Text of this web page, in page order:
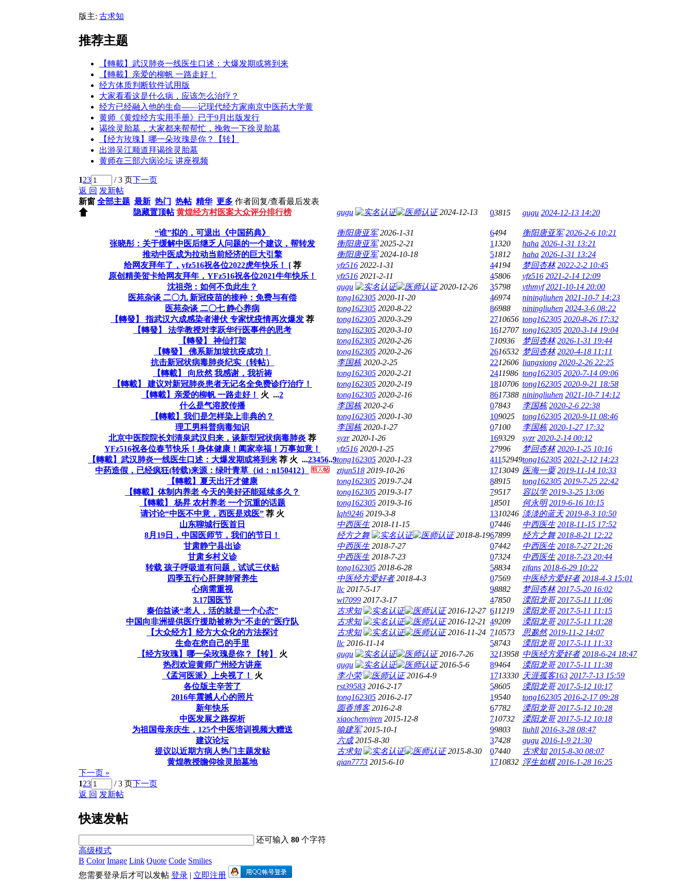
版主: 古求知
推荐主题
【轉載】武汉肺炎一线医生口述：大爆发期或将到来
【轉載】亲爱的柳帆 一路走好！
经方体质判断软件试用版
大家看看这是什么病，应该怎么治疗？
经方已经融入他的生命——记现代经方家南京中医药大学黄
黄师《黄煌经方实用手册》已于9月出版发行
谒徐灵胎墓，大家都来帮帮忙，挽救一下徐灵胎墓
【经方玫瑰】哪一朵玫瑰是你？【转】
出游吴江顺道拜谒徐灵胎墓
黄师在三部六病论坛 讲座视频
123 / 3 页下一页
返 回 发新帖
新窗 全部主题 最新 热门 热帖 精华 更多 作者回复/查看最后发表
隐藏置顶帖 黄煌经方村医案大众评分排行榜 gugu 2024-12-13 03815 gugu 2024-12-13 14:20
“谁”拟的，可退出《中国药典》 衡阳唐亚军 2026-1-31 6494 衡阳唐亚军 2026-2-6 10:21
张晓彤：关于缓解中医后继乏人问题的一个建议，帮转发
衡阳唐亚军 2025-2-21 11320 haha 2026-1-31 13:21
推动中医成为拉动当前经济的巨大引擎
衡阳唐亚军 2024-10-18 51812 haha 2026-1-31 13:24
给网友拜年了，yfz516祝各位2022虎年快乐！ [ 荐 yfz516 2022-1-31 44194 梦回杏林 2022-2-2 10:45
原创精美贺卡给网友拜年，YFz516祝各位2021牛年快乐！
yfz516 2021-2-11 45806 yfz516 2021-2-14 12:09
沈祖尧：如何不负此生？
gugu 2020-12-26 35798 ythmyf 2021-10-14 20:00
医苑杂谈 二〇九 新冠疫苗的接种：免费与有偿
tong162305 2020-11-20 46974 niningliuhen 2021-10-7 14:23
医苑杂谈 二〇七 静心养病
tong162305 2020-8-22 86988 niningliuhen 2024-3-6 08:22
【轉發】 指武汉六成感染者潜伏 专家忧疫情再次爆发 荐 tong162305 2020-3-29 2710656 tong162305 2020-8-26 17:32
【轉發】 法学教授对李跃华行医事件的思考
tong162305 2020-3-10 1612707 tong162305 2020-3-14 19:04
【轉發】 神仙打架
tong162305 2020-2-26 710936 梦回杏林 2026-1-31 19:44
【轉發】 佛系新加坡抗疫成功！
tong162305 2020-2-26 2616532 梦回杏林 2020-4-18 11:11
抗击新冠状病毒肺炎纪实（转帖）
李国栋 2020-2-25 2212606 liangxiong 2020-2-26 22:25
【轉載】 向欣然 我感谢，我祈祷
tong162305 2020-2-21 2411986 tong162305 2020-7-14 09:06
【轉載】 建议对新冠肺炎患者无记名全免费诊疗治疗！
tong162305 2020-2-19 1810706 tong162305 2020-9-21 18:58
【轉載】亲爱的柳帆 一路走好！
火 ...2 tong162305 2020-2-16 8617388 niningliuhen 2021-10-7 14:12
什么是气溶胶传播
李国栋 2020-2-6 07843 李国栋 2020-2-6 22:38
【轉載】我们是怎样染上非典的？
tong162305 2020-1-30 109025 tong162305 2020-9-11 08:46
理工男科普病毒知识
李国栋 2020-1-27 07100 李国栋 2020-1-27 17:32
北京中医院院长刘清泉武汉归来，谈新型冠状病毒肺炎 荐 syzr 2020-1-26 169329 syzr 2020-2-14 00:12
YFz516祝各位春节快乐！身体健康！阖家幸福！万事如意！
yfz516 2020-1-25 27996 梦回杏林 2020-1-25 10:16
【轉載】武汉肺炎一线医生口述：大爆发期或将到来 荐 火 ...23456..9tong162305 2020-1-23 41152949tong162305 2021-2-12 14:23
中药造假，已经疯狂(转载)来源：绿叶青草（id：n150412）
ztjun518 2019-10-26 1713049 医海一粟 2019-11-14 10:33
【轉載】夏天出汗才健康
tong162305 2019-7-24 88915 tong162305 2019-7-25 22:42
【轉載】体制内养老 今天的美好还能延续多久？
tong162305 2019-3-17 79517 容以学 2019-3-25 13:06
【轉載】 杨昇 农村养老 一个沉重的话题
tong162305 2019-3-16 18501 何永明 2019-6-16 10:15
请讨论“中医不中意，西医是戏医” 荐 火 lqh9246 2019-3-8 1310246 淡淡的蓝天 2019-8-3 10:50
山东聊城行医首日
中西医生 2018-11-15 07446 中西医生 2018-11-15 17:52
8月19日，中国医师节，我们的节日！
经方之舞 2018-8-1967899 经方之舞 2018-8-21 12:22
甘肃静宁县出诊
中西医生 2018-7-27 07442 中西医生 2018-7-27 21:26
甘肃乡村义诊
中西医生 2018-7-23 07324 中西医生 2018-7-23 20:44
转载 孩子呼吸道有问题，试试三伏贴
tong162305 2018-6-28 58834 zjfans 2018-6-29 10:22
四季五行心肝脾肺肾养生
中医经方爱好者 2018-4-3 07569 中医经方爱好者 2018-4-3 15:01
心病需重视
llc 2017-5-17 98882 梦回杏林 2017-5-20 16:02
3.17国医节
wl7099 2017-3-17 47850 溧阳龙哥 2017-5-11 11:06
秦伯益谈“老人，活的就是一个心态”
古求知 2016-12-27 611219 溧阳龙哥 2017-5-11 11:15
中国向非洲提供医疗援助被称为“不走的”医疗队
古求知 2016-12-21 49209 溧阳龙哥 2017-5-11 11:28
【大众经方】经方大众化的方法探讨
古求知 2016-11-24 710573 思邈然 2019-11-2 14:07
生命在您自己的手里
llc 2016-11-14 58743 溧阳龙哥 2017-5-11 11:33
【经方玫瑰】哪一朵玫瑰是你？【转】
火 gugu 2016-7-26 3213958 中医经方爱好者 2018-6-24 18:47
热烈欢迎黄师广州经方讲座
gugu 2016-5-6 89464 溧阳龙哥 2017-5-11 11:38
《孟河医派》上央视了！
火 李小荣 2016-4-9 1713330 天涯孤客163 2017-7-13 15:59
各位版主辛苦了
rst39583 2016-2-17 58605 溧阳龙哥 2017-5-12 10:17
2016年震撼人心的照片
tong162305 2016-2-17 19540 tong162305 2016-2-17 09:28
新年快乐
圆香博客 2016-2-8 67782 溧阳龙哥 2017-5-12 10:28
中医发展之路探析
xiaochenyiren 2015-12-8 710732 溧阳龙哥 2017-5-12 10:18
为祖国母亲庆生，125个中医培训视频大赠送
喻建军 2015-10-1 99803 liuhll 2016-3-28 08:47
建议论坛
六成 2015-8-30 37428 gugu 2016-1-9 21:30
提议以近期方病人热门主题发贴
古求知 2015-8-30 07440 古求知 2015-8-30 08:07
黄煌教授瞻仰徐灵胎墓地
qian7773 2015-6-10 1710832 浮生如棋 2016-1-28 16:25
下一页 »
123 / 3 页下一页
返 回 发新帖
快速发帖
还可输入80 个字符
高级模式
B Color Image Link Quote Code Smilies
您需要登录后才可以发帖 登录 | 立即注册